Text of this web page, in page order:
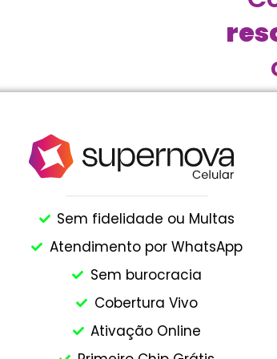
Sem fidelidade ou Multas
Atendimento por WhatsApp
Sem burocracia
Cobertura Vivo
Ativação Online